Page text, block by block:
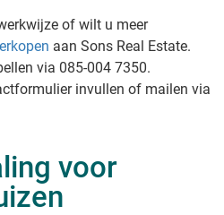
of wilt u meer
aan Sons Real Estate.
via 085-004 7350.
invullen of mailen via
voor